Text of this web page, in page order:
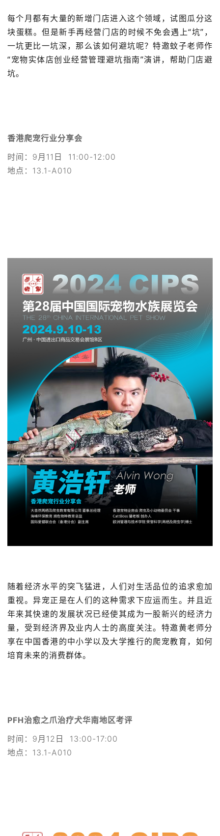
每个月都有大量的新增门店进入这个领域，试图瓜分这
块蛋糕。但是新手再经营门店的时候不免会遇上“坑”，
一坑更比一坑深，那么该如何避坑呢？特邀蚊子老师作
“宠物实体店创业经营管理避坑指南”演讲，帮助门店避
坑。
香港爬宠行业分享会
时间：9月11日 11:00-12:00
地点：13.1-A010
随着经济水平的突飞猛进，人们对生活品位的追求愈加
重视。异宠正是在人们的这种需求下应运而生。并且近
年来其快速的发展状况已经使其成为一股新兴的经济力
量，受到经济界及业内人士的高度关注。特邀黄老师分
享在中国香港的中小学以及大学推行的爬宠教育，如何
培育未来的消费群体。
PFH治愈之爪治疗犬华南地区考评
时间：9月12日 13:00-17:00
地点：13.1-A010